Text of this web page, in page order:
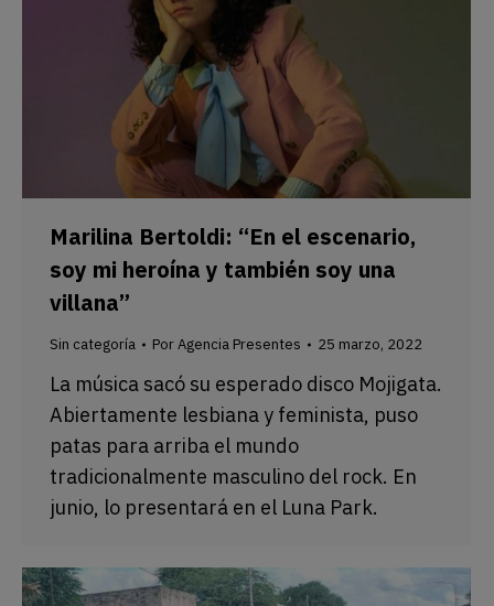
Marilina Bertoldi: “En el escenario,
soy mi heroína y también soy una
villana”
Sin categoría PorAgencia Presentes 25 marzo, 2022
La música sacó su esperado disco Mojigata.
Abiertamente lesbiana y feminista, puso
patas para arriba el mundo
tradicionalmente masculino del rock. En
junio, lo presentará en el Luna Park.